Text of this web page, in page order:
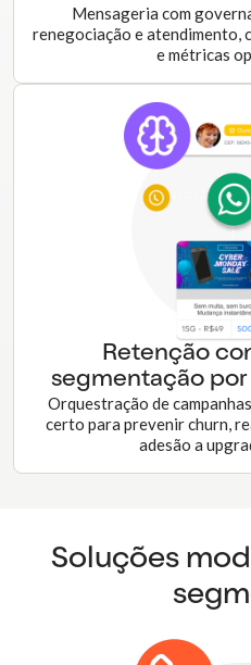
Mensageria com
renegociação e atendimento,
e métricas
Retenção
segmentação
Orquestração de
certo para prevenir churn,
adesão a
Soluções